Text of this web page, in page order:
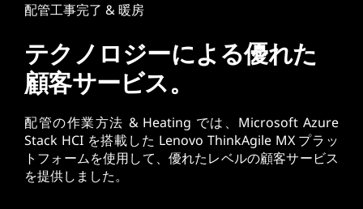
配管工事完了 & 暖房
テクノロジーによる優れた
顧客サービス。
配管の作業方法 & Heating では、Microsoft Azure
Stack HCI を搭載した Lenovo ThinkAgile MX プラッ
トフォームを使用して、優れたレベルの顧客サービス
を提供しました。